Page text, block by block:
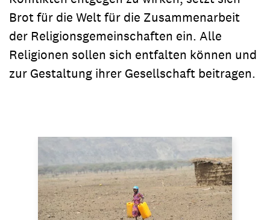
Brot für die Welt für die Zusammenarbeit
der Religionsgemeinschaften ein. Alle
Religionen sollen sich entfalten können und
zur Gestaltung ihrer Gesellschaft beitragen.